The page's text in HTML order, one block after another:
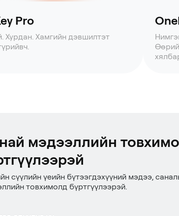
Pro
Хурдан. Хамгийн дэвшилтэт
мэдээллийн
сүүлийн үеийн бүтээгдэхүүний мэдээ,
товхимолд бүртгүүлээрэй.